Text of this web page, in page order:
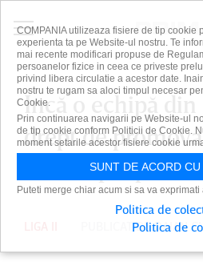
Încă o echipă din
drept de
arată lupta
PUBLICAT DEDAIAN
COMPANIA utilizeaza fisiere de tip cookie
experienta ta pe Website-ul nostru. Te
mai recente modificari propuse de
persoanelor fizice in ceea ce priveste
privind libera circulatie a acestor date.
nostru te rugam sa aloci timpul necesar
Cookie.
Prin continuarea navigarii pe Website-ul
de tip cookie conform Politicii de Cookie.
moment setarile acestor fisiere cookie
SUNT DE ACORD
Puteti merge chiar acum si sa va
Politica de
Politica de